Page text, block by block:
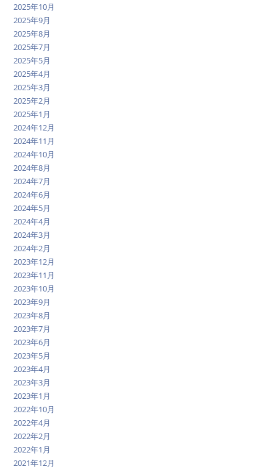
2025年10月
2025年9月
2025年8月
2025年7月
2025年5月
2025年4月
2025年3月
2025年2月
2025年1月
2024年12月
2024年11月
2024年10月
2024年8月
2024年7月
2024年6月
2024年5月
2024年4月
2024年3月
2024年2月
2023年12月
2023年11月
2023年10月
2023年9月
2023年8月
2023年7月
2023年6月
2023年5月
2023年4月
2023年3月
2023年1月
2022年10月
2022年4月
2022年2月
2022年1月
2021年12月